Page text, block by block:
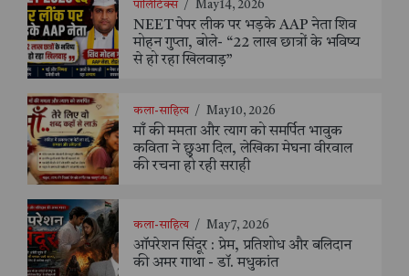
पॉलिटिक्स / May 14, 2026
NEET पेपर लीक पर भड़के AAP नेता शिव
मोहन गुप्ता, बोले- “22 लाख छात्रों के भविष्य
से हो रहा खिलवाड़”
कला-साहित्य / May 10, 2026
माँ की ममता और त्याग को समर्पित भावुक
कविता ने छुआ दिल, लेखिका मेघना वीरवाल
की रचना हो रही सराही
कला-साहित्य / May 7, 2026
ऑपरेशन सिंदूर : प्रेम, प्रतिशोध और बलिदान
की अमर गाथा - डॉ. मधुकांत